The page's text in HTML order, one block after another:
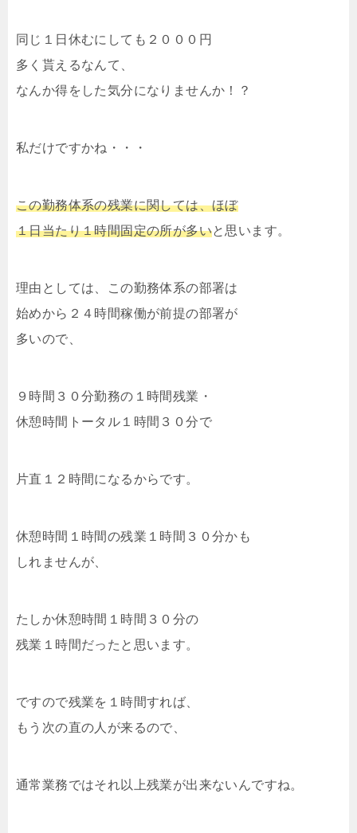
同じ１日休むにしても２０００円
多く貰えるなんて、
なんか得をした気分になりませんか！？
私だけですかね・・・
この勤務体系の残業に関しては、ほぼ
１日当たり１時間固定の所が多いと思います。
理由としては、この勤務体系の部署は
始めから２４時間稼働が前提の部署が
多いので、
９時間３０分勤務の１時間残業・
休憩時間トータル１時間３０分で
片直１２時間になるからです。
休憩時間１時間の残業１時間３０分かも
しれませんが、
たしか休憩時間１時間３０分の
残業１時間だったと思います。
ですので残業を１時間すれば、
もう次の直の人が来るので、
通常業務ではそれ以上残業が出来ないんですね。